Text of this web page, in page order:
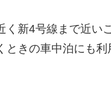
く新4号線まで近い
ときの車中泊にも利